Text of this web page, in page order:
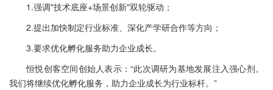
1.强调"技术底座+场景创新"双轮驱动；
2.提出加快制定行业标准、深化产学研合作等方向；
3.要求优化孵化服务助力企业成长。
恒悦创客空间创始人表示：“此次调研为基地发展注入强心剂。
我们将继续优化孵化服务，助力企业成长为行业标杆。”